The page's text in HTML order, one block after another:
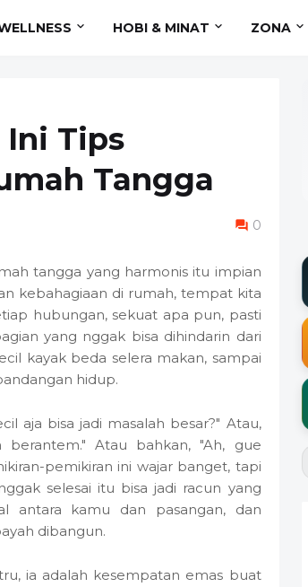
HOBI & MINAT ZONA
Tips
Tangga
0
tangga yang harmonis itu impian
kebahagiaan di rumah, tempat kita
hubungan, sekuat apa pun, pasti
yang nggak bisa dihindarin dari
kayak beda selera makan, sampai
hidup.
aja bisa jadi masalah besar?" Atau,
Atau bahkan, "Ah, gue
pemikiran ini wajar banget, tapi
selesai itu bisa jadi racun yang
antara kamu dan pasangan, dan
dibangun.
ia adalah kesempatan emas buat